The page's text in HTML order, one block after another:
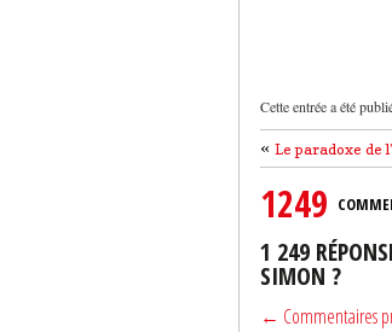
Cette entrée a été
« Le paradoxe de
1249
1 249
SIMON ?
← Commentaires